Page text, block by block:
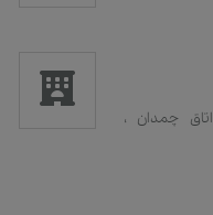
اتاق چمدان ،